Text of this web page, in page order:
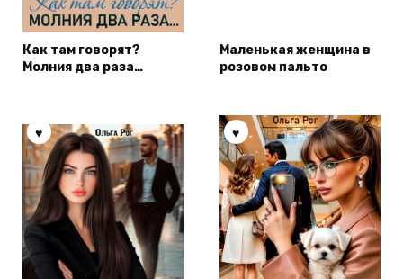
Как там говорят?
Молния два раза…
Маленькая женщина в
розовом пальто